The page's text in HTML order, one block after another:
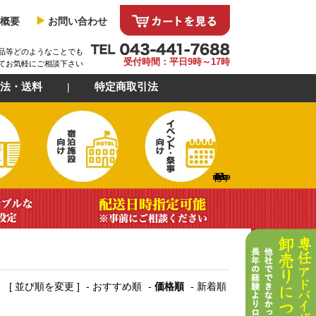
要 お問い合わせ
等どのようなことでも
お気軽にご相談下さい
受付時間：平日9時～17時
・送料 特定商取引法
https://img21.shop-
[ 並び順を変更 ] - おすすめ順 - 価格順 - 新着順